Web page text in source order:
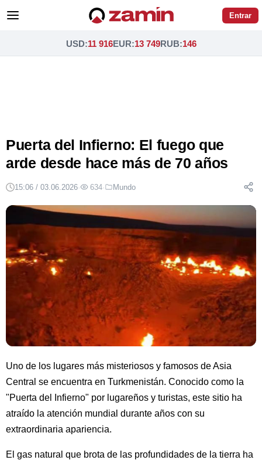
Entrar
USD:11 916EUR:13 749RUB:146
Puerta del Infierno: El fuego que
arde desde hace más de 70 años
15:06 / 03.06.2026· 634· Mundo
Uno de los lugares más misteriosos y famosos de Asia
Central se encuentra en Turkmenistán. Conocido como la
"Puerta del Infierno" por lugareños y turistas, este sitio ha
atraído la atención mundial durante años con su
extraordinaria apariencia.
El gas natural que brota de las profundidades de la tierra ha